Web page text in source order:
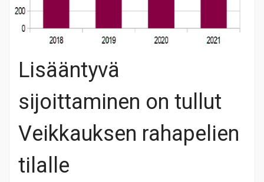
Lisääntyvä
sijoittaminen on tullut
Veikkauksen rahapelien
tilalle